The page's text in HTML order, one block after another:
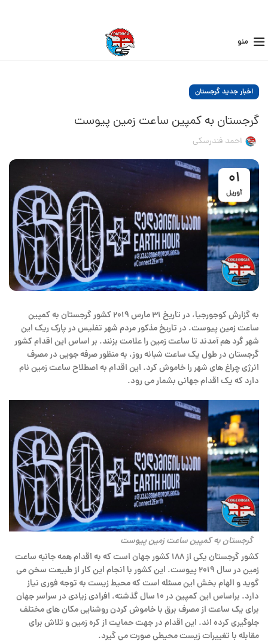
منو
اخبار جدید گرجستان
گرجستان به کمپین ساعت زمین پیوست
احمد فندرسکی
01
آوریل
به گزارش کوجورجیا، در تاریخ ۳۱ مارس ۲۰۱۹ کشور گرجستان به کمپین
ساعت زمین پیوست. در تاریخ مذکور مردم شهر تفلیس در پارک ریک این
شهر گرد هم آمدند تا ساعت زمین را علامت بزنند. بر اساس این اقدام کشور
گرجستان در طول یک ساعت شبانه روز، به منظور صرفه جویی در مصرف
انرژی چراغ های شهر را خاموش کرد. این اقدام به اصطلاح ساعت زمین نام
دارد که یک اقدام جهانی بشمار می رود.
گرجستان به کمپین ساعت زمین پیوست
کشور گرجستان یکی از ۱۸۸ کشور جهان است که به اقدام همه جانبه ساعت
زمین در سال ۲۰۱۹ پیوست. این کشور با انجام این کار از طبیعت سخن می
گوید و الهام بخش این مسئله است که محیط زیست به توجه فوری نیاز
دارد. براساس این کمپین در ۱۰ سال گذشته، افرادی زیادی در سراسر جهان
برای یک ساعت از مصرف برق با خاموش کردن روشنایی مکان های مختلف
جلوگیری کرده اند. این اقدام در جهت حمایت از کره زمین و تلاش برای
مقابله با تغییرات زیست محیطی صورت می گیرد.